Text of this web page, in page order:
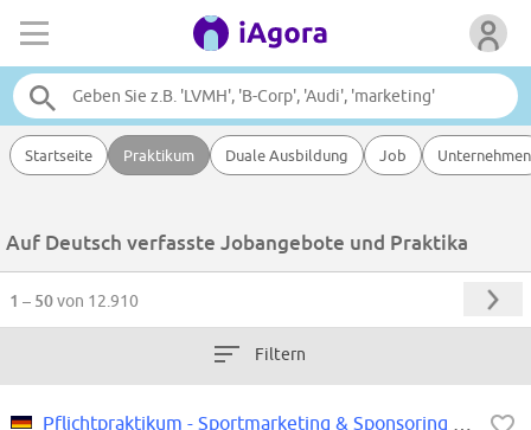
Startseite Praktikum Duale Ausbildung Job Unternehmen
Auf Deutsch verfasste Jobangebote und Praktika
1 – 50von 12.910
Filtern